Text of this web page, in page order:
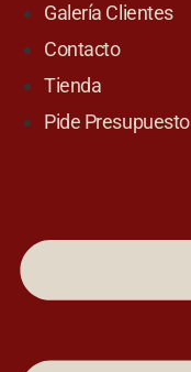
Galería Clientes
Contacto
Tienda
Pide Presupuesto